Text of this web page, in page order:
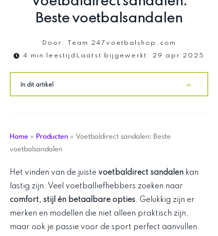
Beste voetbalsandalen
Door:
Team 247voetbalshop.com
4 min leestijd Laatst bijgewerkt: 29 apr 2025
In dit artikel
Home » Producten » Voetbaldirect sandalen: Beste
voetbalsandalen
Het vinden van de juiste voetbaldirect sandalen kan
lastig zijn. Veel voetballiefhebbers zoeken naar
comfort, stijl én betaalbare opties. Gelukkig zijn er
merken en modellen die niet alleen praktisch zijn,
maar ook je passie voor de sport perfect aanvullen.